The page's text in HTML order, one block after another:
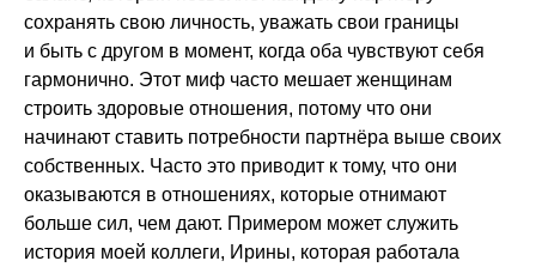
сохранять свою личность, уважать свои границы
и быть с другом в момент, когда оба чувствуют себя
гармонично. Этот миф часто мешает женщинам
строить здоровые отношения, потому что они
начинают ставить потребности партнёра выше своих
собственных. Часто это приводит к тому, что они
оказываются в отношениях, которые отнимают
больше сил, чем дают. Примером может служить
история моей коллеги, Ирины, которая работала